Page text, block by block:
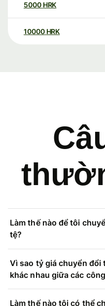
5000 HRK
10000 HRK
Làm thế nào để tôi
tệ?
Vì sao tỷ giá chuyển đổi
khác nhau giữa các
Làm thế nào tôi có thể